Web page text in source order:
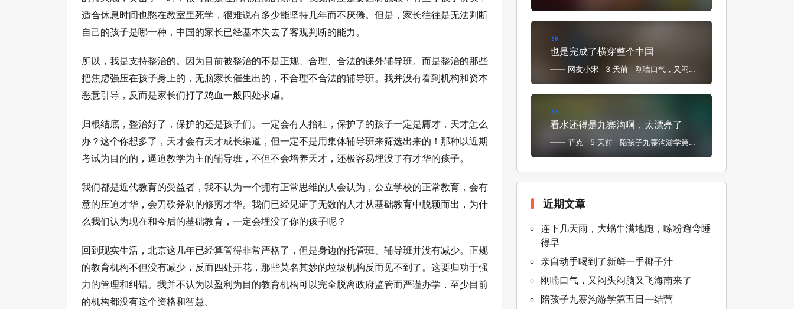
适合休息时间也憋在教室里死学，很难说有多少能坚持几年而不厌倦。但是，家长往往是无法判断
自己的孩子是哪一种，中国的家长已经基本失去了客观判断的能力。
所以，我是支持整治的。因为目前被整治的不是正规、合理、合法的课外辅导班。而是整治的那些
把焦虑强压在孩子身上的，无脑家长催生出的，不合理不合法的辅导班。我并没有看到机构和资本
恶意引导，反而是家长们打了鸡血一般四处求虐。
归根结底，整治好了，保护的还是孩子们。一定会有人抬杠，保护了的孩子一定是庸才，天才怎么
办？这个你想多了，天才会有天才成长渠道，但一定不是用集体辅导班来筛选出来的！那种以近期
考试为目的的，逼迫教学为主的辅导班，不但不会培养天才，还极容易埋没了有才华的孩子。
我们都是近代教育的受益者，我不认为一个拥有正常思维的人会认为，公立学校的正常教育，会有
意的压迫才华，会刀砍斧剁的修剪才华。我们已经见证了无数的人才从基础教育中脱颖而出，为什
么我们认为现在和今后的基础教育，一定会埋没了你的孩子呢？
回到现实生活，北京这几年已经算管得非常严格了，但是身边的托管班、辅导班并没有减少。正规
的教育机构不但没有减少，反而四处开花，那些莫名其妙的垃圾机构反而见不到了。这要归功于强
力的管理和纠错。我并不认为以盈利为目的教育机构可以完全脱离政府监管而严谨办学，至少目前
的机构都没有这个资格和智慧。
也是完成了横穿整个中国
—— 网友小宋 3 天前
看水还得是九寨沟啊，太漂亮了
—— 菲克 5 天前
近期文章
连下几天雨，大蜗牛满地跑，嗦粉遛弯睡
得早
亲自动手喝到了新鲜一手椰子汁
刚喘口气，又闷头闷脑又飞海南来了
陪孩子九寨沟游学第五日—结营